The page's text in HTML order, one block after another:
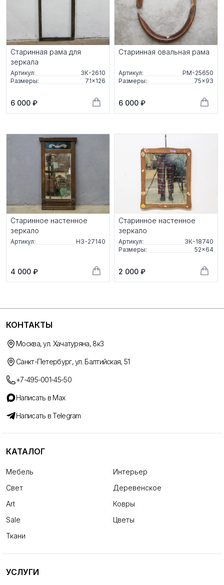
Старинная рама для
зеркала
Артикул:
ЗК-2610
Размеры:
71×126
6 000 ₽
Старинная овальная рама
Артикул:
РМ-25650
Размеры:
75×93
6 000 ₽
Старинное настенное
зеркало
Артикул: НЗ-27140
4 000 ₽
Старинное настенное
зеркало
Артикул:
ЗК-18740
Размеры:
52×64
2 000 ₽
КОНТАКТЫ
Москва, ул. Хачатуряна, 8к3
Санкт-Петербург, ул. Балтийская, 51
+7-495-001-45-50
Написать в Max
Написать в Telegram
КАТАЛОГ
Мебель
Интерьер
Свет
Деревенское
Art
Ковры
Sale
Цветы
Ткани
УСЛУГИ